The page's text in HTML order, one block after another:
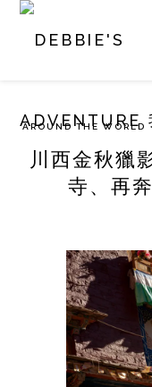
AROUND THE WORLD
川西金秋獵
寺、再